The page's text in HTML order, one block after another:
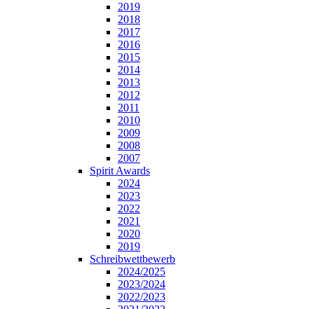
2019
2018
2017
2016
2015
2014
2013
2012
2011
2010
2009
2008
2007
Spirit Awards
2024
2023
2022
2021
2020
2019
Schreibwettbewerb
2024/2025
2023/2024
2022/2023